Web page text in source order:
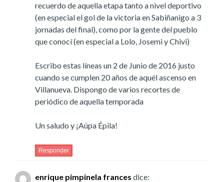
recuerdo de aquella etapa tanto a nivel deportivo
(en especial el gol de la victoria en Sabiñanigo a 3
jornadas del final), como por la gente del pueblo
que conocí (en especial a Lolo, Josemi y Chivi)
Escribo estas líneas un 2 de Junio de 2016 justo
cuando se cumplen 20 años de aquél ascenso en
Villanueva. Dispongo de varios recortes de
periódico de aquella temporada
Un saludo y ¡Aúpa Épila!
Responder
enrique pimpinela frances dice: